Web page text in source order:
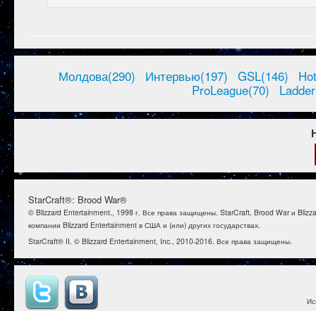
Молдова(290) Интервью(197) GSL(146)
ProLeague(70)
StarCraft®: Brood War®
© Blizzard Entertainment., 1998 г. Все права защищены. StarCraft, Brood War и
компании Blizzard Entertainment в США и (или) других государствах.
StarCraft® II. © Blizzard Entertainment, Inc., 2010-2016. Все права защищены.